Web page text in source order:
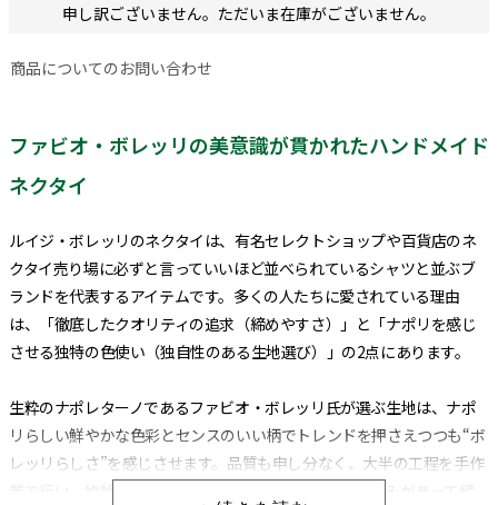
申し訳ございません。ただいま在庫がございません。
商品についてのお問い合わせ
ファビオ・ボレッリの美意識が貫かれたハンドメイド
ネクタイ
ルイジ・ボレッリのネクタイは、有名セレクトショップや百貨店のネ
クタイ売り場に必ずと言っていいほど並べられているシャツと並ぶブ
ランドを代表するアイテムです。多くの人たちに愛されている理由
は、「徹底したクオリティの追求（締めやすさ）」と「ナポリを感じ
させる独特の色使い（独自性のある生地選び）」の2点にあります。
生粋のナポレターノであるファビオ・ボレッリ氏が選ぶ生地は、ナポ
リらしい鮮やかな色彩とセンスのいい柄でトレンドを押さえつつも“ボ
レッリらしさ”を感じさせます。品質も申し分なく、大半の工程を手作